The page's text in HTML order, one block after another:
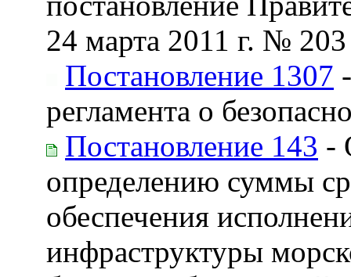
24 марта 2011 г. № 203
Постановление 1307
регламента о
Постановление 143 -
определению суммы
обеспечения
инфраструктуры